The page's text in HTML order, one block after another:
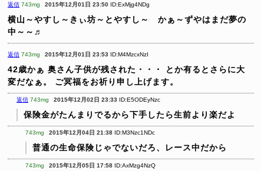
返信 743mg 2015年12月01日 23:50 ID:ExMjg4NDg
横山～やすし～きぃ坊～とやすし～ かぁ～ずやはまだ夢の
中～～♬
返信 743mg 2015年12月01日 23:53 ID:M4MzcxNzI
42歳かぁ 奥さん子供が残された・・・
とか有るとさらに大
変だなぁ。
ご冥福をお祈り申し上げます。
返信 743mg 2015年12月02日 23:33 ID:E5ODEyNzc
保険金がたんまりでるから下手したら生前より楽だよ
743mg 2015年12月04日 21:38 ID:M3Nzc1NDc
普通の生命保険じゃでないだろ、レース中だから
743mg 2015年12月05日 17:58 ID:AxMzg4NzQ